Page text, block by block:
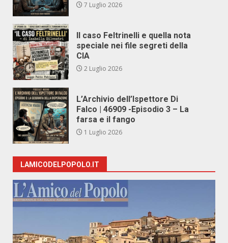
7 Luglio 2026
Il caso Feltrinelli e quella nota
speciale nei file segreti della
CIA
2 Luglio 2026
L’Archivio dell’Ispettore Di
Falco | 46909 -Episodio 3 – La
farsa e il fango
1 Luglio 2026
LAMICODELPOPOLO.IT